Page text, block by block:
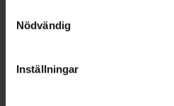
återkalla ditt samtycke via
cookieinställningar. Ett
lagligheten av behandling
Nödvändig
Inställningar